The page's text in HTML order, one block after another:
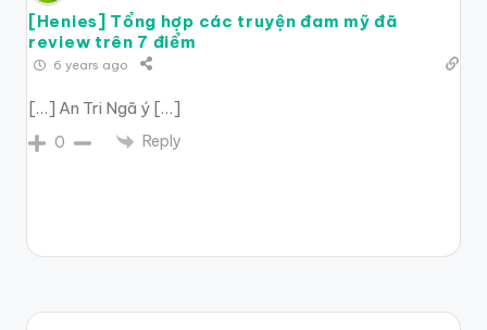
[Henies] Tổng hợp các truyện đam mỹ đã
review trên 7 điểm
6 years ago
[…] An Tri Ngã ý […]
0 Reply